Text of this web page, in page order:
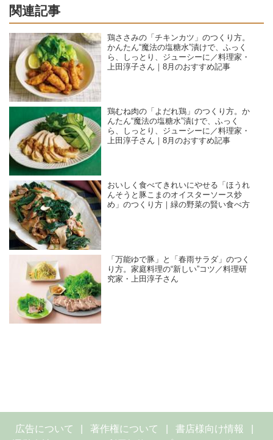
関連記事
鶏ささみの「チキンカツ」のつくり方。
かんたん“魔法の塩糖水”漬けで、ふっく
ら、しっとり、ジューシーに／料理家・
上田淳子さん｜8月のおすすめ記事
鶏むね肉の「よだれ鶏」のつくり方。か
んたん“魔法の塩糖水”漬けで、ふっく
ら、しっとり、ジューシーに／料理家・
上田淳子さん｜8月のおすすめ記事
おいしく食べてきれいにやせる「ほうれ
んそうと豚こまのオイスターソース炒
め」のつくり方｜緑の野菜の賢い食べ方
「万能ゆで豚」と「春雨サラダ」のつく
り方。家庭料理の“新しい”コツ／料理研
究家・上田淳子さん
広告について 著作権について
書店様向け情報